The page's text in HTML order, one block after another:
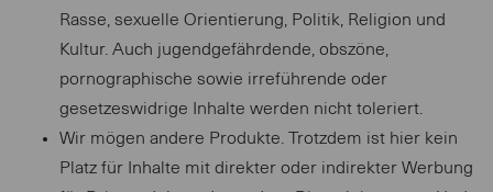
Rasse, sexuelle Orientierung, Politik, Religion und
Kultur. Auch jugendgefährdende, obszöne,
pornographische sowie irreführende oder
gesetzeswidrige Inhalte werden nicht toleriert.
Wir mögen andere Produkte. Trotzdem ist hier kein
Platz für Inhalte mit direkter oder indirekter Werbung